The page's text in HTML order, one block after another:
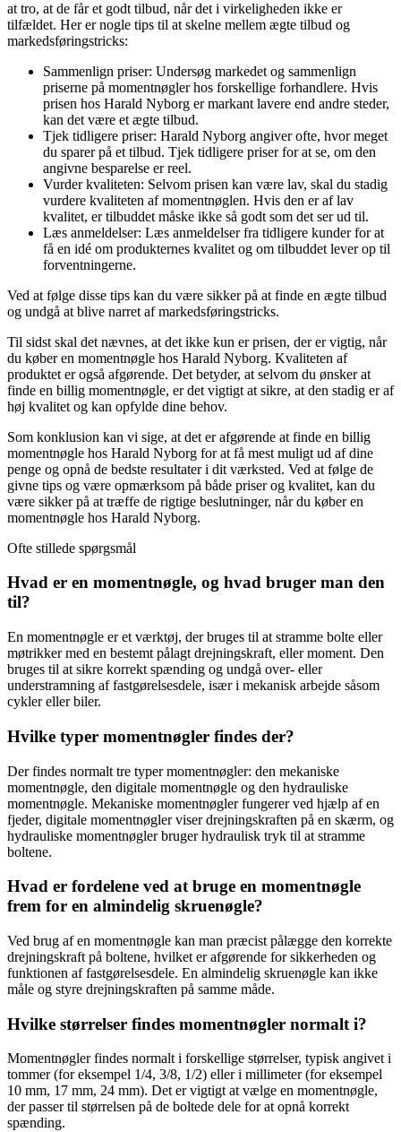
at tro, at de får et godt tilbud, når det i virkeligheden ikke er
tilfældet. Her er nogle tips til at skelne mellem ægte tilbud og
markedsføringstricks:
Sammenlign priser: Undersøg markedet og sammenlign
priserne på momentnøgler hos forskellige forhandlere. Hvis
prisen hos Harald Nyborg er markant lavere end andre steder,
kan det være et ægte tilbud.
Tjek tidligere priser: Harald Nyborg angiver ofte, hvor meget
du sparer på et tilbud. Tjek tidligere priser for at se, om den
angivne besparelse er reel.
Vurder kvaliteten: Selvom prisen kan være lav, skal du stadig
vurdere kvaliteten af momentnøglen. Hvis den er af lav
kvalitet, er tilbuddet måske ikke så godt som det ser ud til.
Læs anmeldelser: Læs anmeldelser fra tidligere kunder for at
få en idé om produkternes kvalitet og om tilbuddet lever op til
forventningerne.
Ved at følge disse tips kan du være sikker på at finde en ægte tilbud
og undgå at blive narret af markedsføringstricks.
Til sidst skal det nævnes, at det ikke kun er prisen, der er vigtig, når
du køber en momentnøgle hos Harald Nyborg. Kvaliteten af
produktet er også afgørende. Det betyder, at selvom du ønsker at
finde en billig momentnøgle, er det vigtigt at sikre, at den stadig er af
høj kvalitet og kan opfylde dine behov.
Som konklusion kan vi sige, at det er afgørende at finde en billig
momentnøgle hos Harald Nyborg for at få mest muligt ud af dine
penge og opnå de bedste resultater i dit værksted. Ved at følge de
givne tips og være opmærksom på både priser og kvalitet, kan du
være sikker på at træffe de rigtige beslutninger, når du køber en
momentnøgle hos Harald Nyborg.
Ofte stillede spørgsmål
Hvad er en momentnøgle, og hvad bruger man den
til?
En momentnøgle er et værktøj, der bruges til at stramme bolte eller
møtrikker med en bestemt pålagt drejningskraft, eller moment. Den
bruges til at sikre korrekt spænding og undgå over- eller
understramning af fastgørelsesdele, især i mekanisk arbejde såsom
cykler eller biler.
Hvilke typer momentnøgler findes der?
Der findes normalt tre typer momentnøgler: den mekaniske
momentnøgle, den digitale momentnøgle og den hydrauliske
momentnøgle. Mekaniske momentnøgler fungerer ved hjælp af en
fjeder, digitale momentnøgler viser drejningskraften på en skærm, og
hydrauliske momentnøgler bruger hydraulisk tryk til at stramme
boltene.
Hvad er fordelene ved at bruge en momentnøgle
frem for en almindelig skruenøgle?
Ved brug af en momentnøgle kan man præcist pålægge den korrekte
drejningskraft på boltene, hvilket er afgørende for sikkerheden og
funktionen af fastgørelsesdele. En almindelig skruenøgle kan ikke
måle og styre drejningskraften på samme måde.
Hvilke størrelser findes momentnøgler normalt i?
Momentnøgler findes normalt i forskellige størrelser, typisk angivet i
tommer (for eksempel 1/4, 3/8, 1/2) eller i millimeter (for eksempel
10 mm, 17 mm, 24 mm). Det er vigtigt at vælge en momentnøgle,
der passer til størrelsen på de boltede dele for at opnå korrekt
spænding.